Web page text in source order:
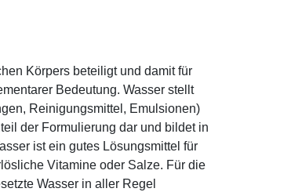
Körpers beteiligt und damit für
Bedeutung. Wasser stellt
Reinigungsmittel, Emulsionen)
der Formulierung dar und bildet in
ist ein gutes Lösungsmittel für
Vitamine oder Salze. Für die
Wasser in aller Regel